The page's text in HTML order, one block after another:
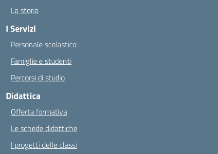
La storia
I Servizi
Personale scolastico
Famiglie e studenti
Percorsi di studio
Didattica
Offerta formativa
Le schede didattiche
I progetti delle classi